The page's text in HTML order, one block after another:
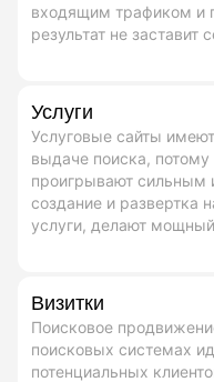
входящим трафиком и
результат не заставит
Услуги
Услуговые сайты
выдаче поиска, потому
проигрывают сильным
создание и развертка
услуги, делают
Визитки
Поисковое
поисковых системах
потенциальных